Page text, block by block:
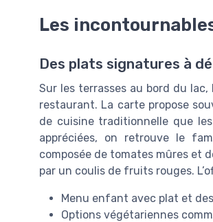
Les
Des plats signatures à
Sur les terrasses au bord du
restaurant. La carte propose
de cuisine traditionnelle que
appréciées, on retrouve le
composée de tomates mûres et
par un coulis de fruits rouges.
Menu enfant avec plat et
Options végétariennes